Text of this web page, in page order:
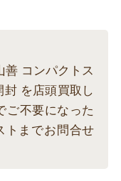
善 コンパクトス
封 を店頭買取し
ご不要になった
トまでお問合せ